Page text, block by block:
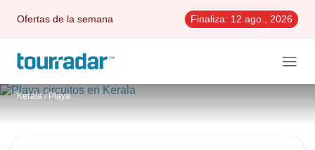
Ofertas de la semana Finaliza: 12 ago., 2026
Kerala / Playa